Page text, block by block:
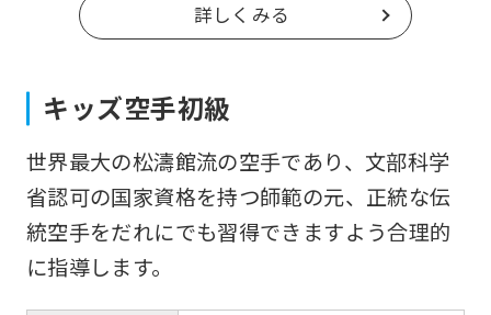
詳しくみる
キッズ空手初級
世界最大の松濤館流の空手であり、文部科学
省認可の国家資格を持つ師範の元、正統な伝
統空手をだれにでも習得できますよう合理的
に指導します。
We
fully
understand
this